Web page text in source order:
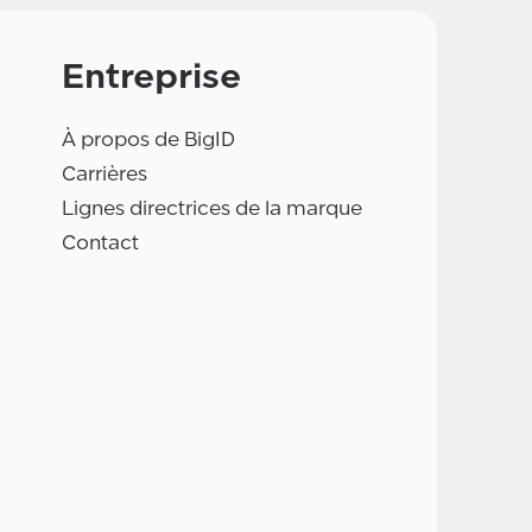
Entreprise
À propos de BigID
Carrières
Lignes directrices de la marque
Contact